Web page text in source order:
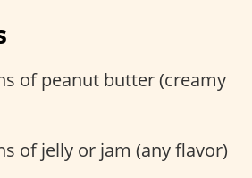
of peanut butter (creamy
of jelly or jam (any flavor)